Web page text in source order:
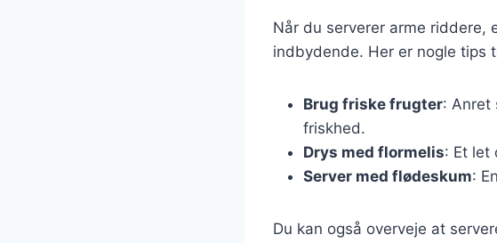
Når du serverer arme
indbydende. Her er nogle tips
Brug friske frugter: Anret
friskhed.
Drys med flormelis: Et let
Server med flødeskum:
Du kan også overveje at